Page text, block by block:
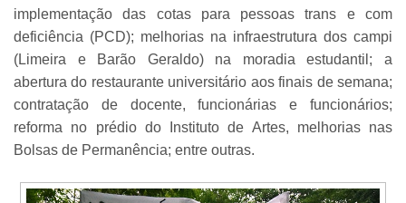
implementação das cotas para pessoas trans e com
deficiência (PCD); melhorias na infraestrutura dos campi
(Limeira e Barão Geraldo) na moradia estudantil; a
abertura do restaurante universitário aos finais de semana;
contratação de docente, funcionárias e funcionários;
reforma no prédio do Instituto de Artes, melhorias nas
Bolsas de Permanência; entre outras.